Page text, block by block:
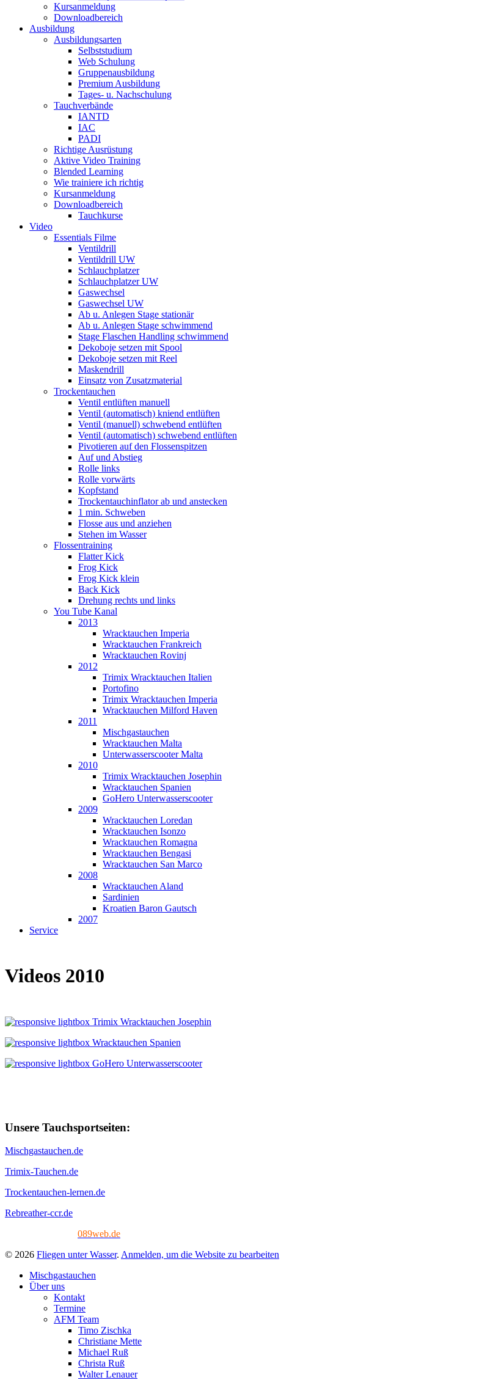
Kursanmeldung
Downloadbereich
Ausbildung
Ausbildungsarten
Selbststudium
Web Schulung
Gruppenausbildung
Premium Ausbildung
Tages- u. Nachschulung
Tauchverbände
IANTD
IAC
PADI
Richtige Ausrüstung
Aktive Video Training
Blended Learning
Wie trainiere ich richtig
Kursanmeldung
Downloadbereich
Tauchkurse
Video
Essentials Filme
Ventildrill
Ventildrill UW
Schlauchplatzer
Schlauchplatzer UW
Gaswechsel
Gaswechsel UW
Ab u. Anlegen Stage stationär
Ab u. Anlegen Stage schwimmend
Stage Flaschen Handling schwimmend
Dekoboje setzen mit Spool
Dekoboje setzen mit Reel
Maskendrill
Einsatz von Zusatzmaterial
Trockentauchen
Ventil entlüften manuell
Ventil (automatisch) kniend entlüften
Ventil (manuell) schwebend entlüften
Ventil (automatisch) schwebend entlüften
Pivotieren auf den Flossenspitzen
Auf und Abstieg
Rolle links
Rolle vorwärts
Kopfstand
Trockentauchinflator ab und anstecken
1 min. Schweben
Flosse aus und anziehen
Stehen im Wasser
Flossentraining
Flatter Kick
Frog Kick
Frog Kick klein
Back Kick
Drehung rechts und links
You Tube Kanal
2013
Wracktauchen Imperia
Wracktauchen Frankreich
Wracktauchen Rovinj
2012
Trimix Wracktauchen Italien
Portofino
Trimix Wracktauchen Imperia
Wracktauchen Milford Haven
2011
Mischgastauchen
Wracktauchen Malta
Unterwasserscooter Malta
2010
Trimix Wracktauchen Josephin
Wracktauchen Spanien
GoHero Unterwasserscooter
2009
Wracktauchen Loredan
Wracktauchen Isonzo
Wracktauchen Romagna
Wracktauchen Bengasi
Wracktauchen San Marco
2008
Wracktauchen Aland
Sardinien
Kroatien Baron Gautsch
2007
Service
Videos 2010
Trimix Wracktauchen Josephin
Wracktauchen Spanien
GoHero Unterwasserscooter
Unsere Tauchsportseiten:
Mischgastauchen.de
Trimix-Tauchen.de
Trockentauchen-lernen.de
Rebreather-ccr.de
089web.de
© 2026 Fliegen unter Wasser. Anmelden, um die Website zu bearbeiten
Mischgastauchen
Über uns
Kontakt
Termine
AFM Team
Timo Zischka
Christiane Mette
Michael Ruß
Christa Ruß
Walter Lenauer